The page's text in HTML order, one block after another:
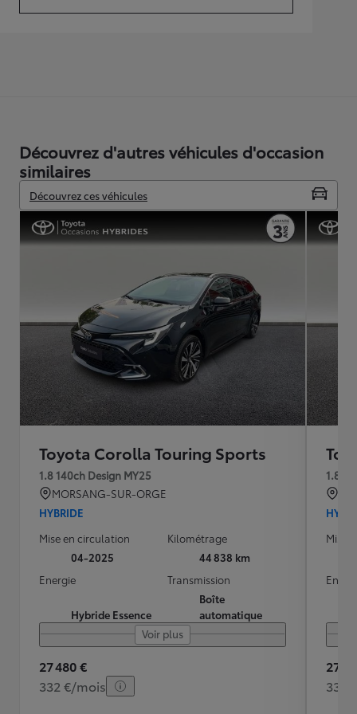
Découvrez d'autres véhicules d'occasion
similaires
Découvrez ces véhicules
Toyota Corolla Touring Sports
1.8 140ch Design MY25
MORSANG-SUR-ORGE
HYBRIDE
Mise en circulation
04-2025
Kilométrage
44 838 km
Energie
Hybride Essence
Transmission
Boîte
automatique
Voir plus
27 480 €
332 €/mois
1.8
Mise
27
335